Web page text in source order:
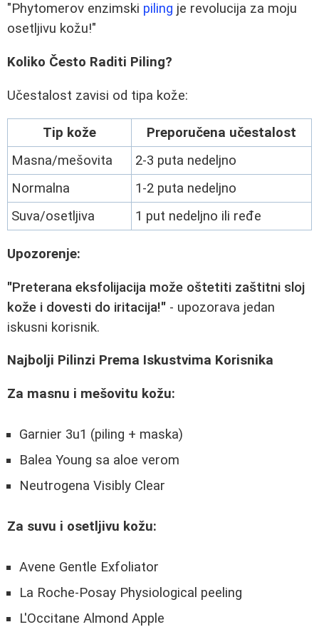
"Phytomerov enzimski piling je revolucija za moju
osetljivu kožu!"
Koliko Često Raditi Piling?
Učestalost zavisi od tipa kože:
Tip kože
Preporučena učestalost
Masna/mešovita
2-3 puta nedeljno
Normalna
1-2 puta nedeljno
Suva/osetljiva
1 put nedeljno ili ređe
Upozorenje:
"Preterana eksfolijacija može oštetiti zaštitni sloj
kože i dovesti do iritacija!" - upozorava jedan
iskusni korisnik.
Najbolji Pilinzi Prema Iskustvima Korisnika
Za masnu i mešovitu kožu:
Garnier 3u1 (piling + maska)
Balea Young sa aloe verom
Neutrogena Visibly Clear
Za suvu i osetljivu kožu:
Avene Gentle Exfoliator
La Roche-Posay Physiological peeling
L'Occitane Almond Apple